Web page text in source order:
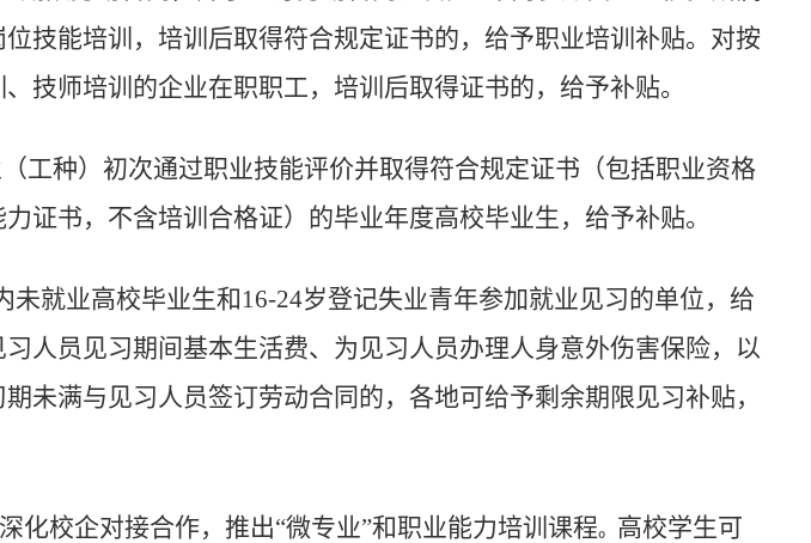
技能培训，培训后取得符合规定证书的，给予职业培训补贴。对按
技师培训的企业在职职工，培训后取得证书的，给予补贴。
工种）初次通过职业技能评价并取得符合规定证书（包括职业资格
证书，不含培训合格证）的毕业年度高校毕业生，给予补贴。
未就业高校毕业生和16-24岁登记失业青年参加就业见习的单位，给
人员见习期间基本生活费、为见习人员办理人身意外伤害保险，以
未满与见习人员签订劳动合同的，各地可给予剩余期限见习补贴，
化校企对接合作， 推出“微专业”和职业能力培训课程。 高校学生可